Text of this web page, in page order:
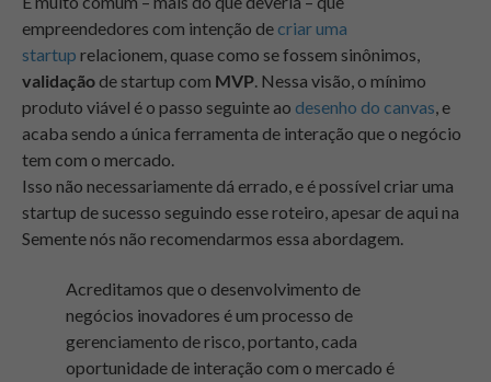
empreendedores com intenção de criar uma
startup relacionem, quase como se fossem sinônimos,
validação de startup com MVP. Nessa visão, o mínimo
produto viável é o passo seguinte ao desenho do canvas, e
acaba sendo a única ferramenta de interação que o negócio
tem com o mercado.
Isso não necessariamente dá errado, e é possível criar uma
startup de sucesso seguindo esse roteiro, apesar de aqui na
Semente nós não recomendarmos essa abordagem.
Acreditamos que o desenvolvimento de
negócios inovadores é um processo de
gerenciamento de risco, portanto, cada
oportunidade de interação com o mercado é